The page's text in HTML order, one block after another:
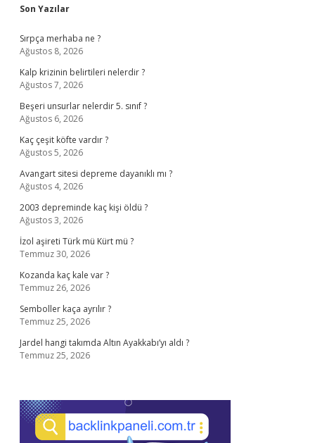
Sidebar
Son Yazılar
Sırpça merhaba ne ?
Ağustos 8, 2026
Kalp krizinin belirtileri nelerdir ?
Ağustos 7, 2026
Beşeri unsurlar nelerdir 5. sınıf ?
Ağustos 6, 2026
Kaç çeşit köfte vardır ?
Ağustos 5, 2026
Avangart sitesi depreme dayanıklı mı ?
Ağustos 4, 2026
2003 depreminde kaç kişi öldü ?
Ağustos 3, 2026
İzol aşireti Türk mü Kürt mü ?
Temmuz 30, 2026
Kozanda kaç kale var ?
Temmuz 26, 2026
Semboller kaça ayrılır ?
Temmuz 25, 2026
Jardel hangi takımda Altın Ayakkabı’yı aldı ?
Temmuz 25, 2026